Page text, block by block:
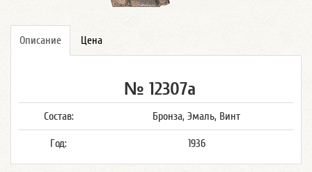
Описание Цена
№ 12307а
Состав: Бронза, Эмаль, Винт
Год: 1936